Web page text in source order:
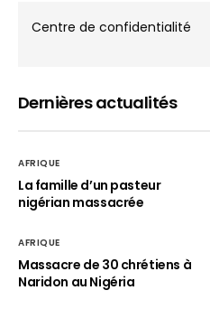
Centre de confidentialité
Dernières actualités
AFRIQUE
La famille d’un pasteur
nigérian massacrée
AFRIQUE
Massacre de 30 chrétiens à
Naridon au Nigéria